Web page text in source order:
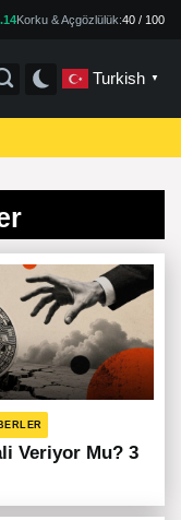
Korku & Açgözlülük:40 / 100
Turkish ▼
Veriyor Mu? 3